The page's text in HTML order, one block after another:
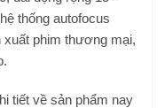
thống autofocus
xuất phim thương mại,
tiết về sản phẩm nay